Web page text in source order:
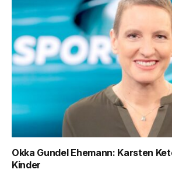
Okka Gundel Ehemann: Karsten
Kinder